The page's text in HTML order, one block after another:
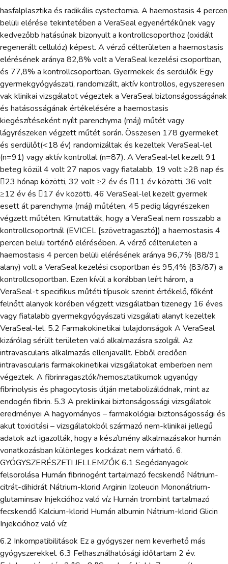
hasfalplasztika és radikális cystectomia. A haemostasis 4 percen
belüli elérése tekintetében a VeraSeal egyenértékűnek vagy
kedvezőbb hatásúnak bizonyult a kontrollcsoporthoz (oxidált
regenerált cellulóz) képest. A vérző célterületen a haemostasis
elérésének aránya 82,8% volt a VeraSeal kezelési csoportban,
és 77,8% a kontrollcsoportban. Gyermekek és serdülők Egy
gyermekgyógyászati, randomizált, aktív kontrollos, egyszeresen
vak klinikai vizsgálatot végeztek a VeraSeal biztonságosságának
és hatásosságának értékelésére a haemostasis
kiegészítéseként nyílt parenchyma (máj) műtét vagy
lágyrészeken végzett műtét során. Összesen 178 gyermeket
és serdülőt(<18 év) randomizáltak és kezeltek VeraSeal-lel
(n=91) vagy aktív kontrollal (n=87). A VeraSeal-lel kezelt 91
beteg közül 4 volt 27 napos vagy fiatalabb, 19 volt ≥28 nap és
23 hónap közötti, 32 volt ≥2 év és 11 év közötti, 36 volt
≥12 év és 17 év közötti. 46 VeraSeal-lel kezelt gyermek
esett át parenchyma (máj) műtéten, 45 pedig lágyrészeken
végzett műtéten. Kimutatták, hogy a VeraSeal nem rosszabb a
kontrollcsoportnál (EVICEL [szövetragasztó]) a haemostasis 4
percen belüli történő elérésében. A vérző célterületen a
haemostasis 4 percen belüli elérésének aránya 96,7% (88/91
alany) volt a VeraSeal kezelési csoportban és 95,4% (83/87) a
kontrollcsoportban. Ezen kívül a korábban leírt három, a
VeraSeal-t specifikus műtéti típusok szerint értékelő, főként
felnőtt alanyok körében végzett vizsgálatban tizenegy 16 éves
vagy fiatalabb gyermekgyógyászati vizsgálati alanyt kezeltek
VeraSeal-lel. 5.2 Farmakokinetikai tulajdonságok A VeraSeal
kizárólag sérült területen való alkalmazásra szolgál. Az
intravascularis alkalmazás ellenjavallt. Ebből eredően
intravascularis farmakokinetikai vizsgálatokat emberben nem
végeztek. A fibrinragasztók/hemosztatikumok ugyanúgy
fibrinolysis és phagocytosis útján metabolizálódnak, mint az
endogén fibrin. 5.3 A preklinikai biztonságossági vizsgálatok
eredményei A hagyományos – farmakológiai biztonságossági és
akut toxicitási – vizsgálatokból származó nem-klinikai jellegű
adatok azt igazolták, hogy a készítmény alkalmazásakor humán
vonatkozásban különleges kockázat nem várható. 6.
GYÓGYSZERÉSZETI JELLEMZŐK 6.1 Segédanyagok
felsorolása Humán fibrinogént tartalmazó fecskendő Nátrium-
citrát-dihidrát Nátrium-klorid Arginin Izoleucin Mononátrium-
glutaminsav Injekcióhoz való víz Humán trombint tartalmazó
fecskendő Kalcium-klorid Humán albumin Nátrium-klorid Glicin
Injekcióhoz való víz
6.2 Inkompatibilitások Ez a gyógyszer nem keverhető más
gyógyszerekkel. 6.3 Felhasználhatósági időtartam 2 év.